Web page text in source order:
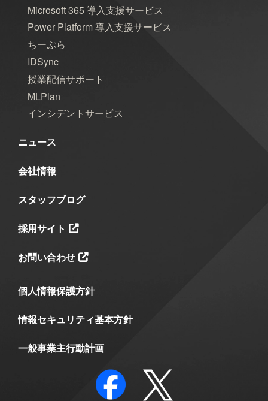
Microsoft 365 導入支援サービス
Power Platform 導入支援サービス
ちーぷら
IDSync
授業配信サポート
MLPlan
インシデントサービス
ニュース
会社情報
スタッフブログ
採用サイト
お問い合わせ
個人情報保護方針
情報セキュリティ基本方針
一般事業主行動計画